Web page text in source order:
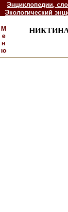
Энциклопедии,
Экологический
М
е
н
ю